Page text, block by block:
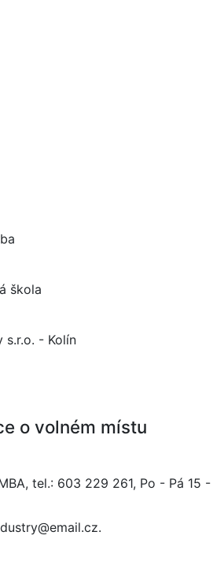
škola
s.r.o. - Kolín
o volném místu
tel.: 603 229 261, Po - Pá 15 -